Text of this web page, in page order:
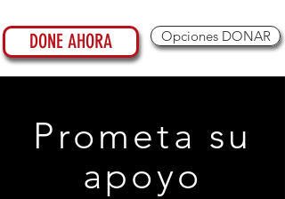
DONE AHORA Opciones DONAR
Prometa su
apoyo